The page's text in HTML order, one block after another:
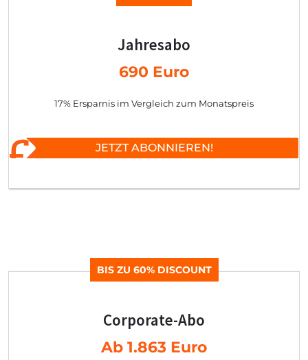
Jahresabo
690 Euro
17% Ersparnis im Vergleich zum Monatspreis
JETZT ABONNIEREN!
BIS ZU 60% DISCOUNT
Corporate-Abo
Ab 1.863 Euro